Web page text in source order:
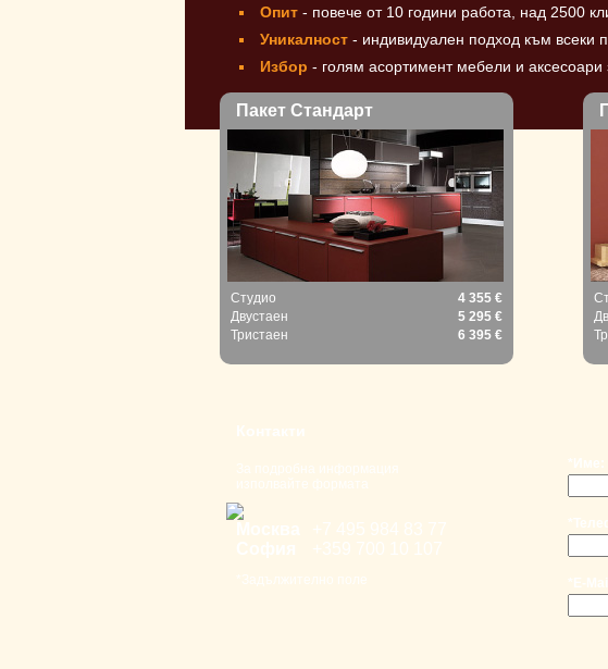
Опит - повече от 10 години работа, над 2500
Уникалност - индивидуален подход към всеки
Избор - голям асортимент мебели и аксесоари
Пакет Стандарт
Студио
4 355 €
Двустаен
5 295 €
Тристаен
6 395 €